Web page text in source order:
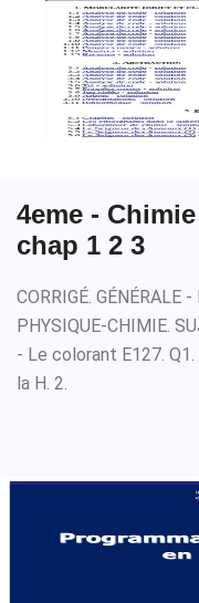
4eme -
chap 1 2 3
CORRIGÉ. GÉNÉRALE
PHYSIQUE-CHIMIE.
- Le colorant E127.
la H. 2.